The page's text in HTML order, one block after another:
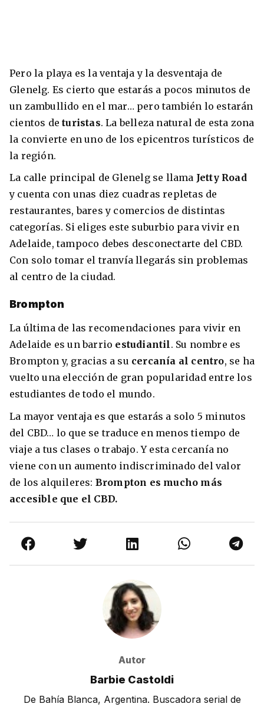
Pero la playa es la ventaja y la desventaja de
Glenelg. Es cierto que estarás a pocos minutos de
un zambullido en el mar… pero también lo estarán
cientos deturistas. La belleza natural de esta zona
la convierte en uno de los epicentros turísticos de
la región.
La calle principal de Glenelg se llama Jetty Road
y cuenta con unas diez cuadras repletas de
restaurantes, bares y comercios de distintas
categorías. Si eliges este suburbio para vivir en
Adelaide, tampoco debes desconectarte del CBD.
Con solo tomar el tranvía llegarás sin problemas
al centro de la ciudad.
Brompton
La última de las recomendaciones para vivir en
Adelaide es un barrio estudiantil . Su nombre es
Brompton y, gracias a su cercanía al centro, se ha
vuelto una elección de gran popularidad entre los
estudiantes de todo el mundo.
La mayor ventaja es que estarás a solo 5 minutos
del CBD… lo que se traduce en menos tiempo de
viaje a tus clases o trabajo. Y esta cercanía no
viene con un aumento indiscriminado del valor
de los alquileres: Brompton es mucho más
accesible que el CBD.
Autor
Barbie Castoldi
De Bahía Blanca, Argentina. Buscadora serial de